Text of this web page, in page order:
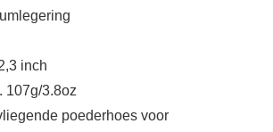
inch
107g/3.8oz
poederhoes voor